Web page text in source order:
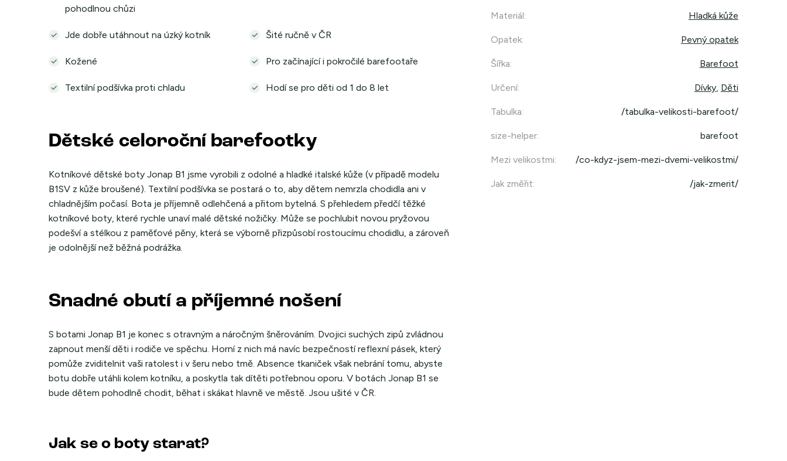
pohodlnou chůzi
Jde dobře utáhnout na úzký kotník Šité ručně v ČR
Kožené Pro začínající i pokročilé barefootaře
Textilní podšívka proti chladu Hodí se pro děti od 1 do 8 let
Dětské celoroční barefootky
Kotníkové dětské boty Jonap B1 jsme vyrobili z odolné a hladké italské kůže (v případě modelu
B1SV z kůže broušené). Textilní podšívka se postará o to, aby dětem nemrzla chodidla ani v
chladnějším počasí. Bota je příjemně odlehčená a přitom bytelná. S přehledem předčí těžké
kotníkové boty, které rychle unaví malé dětské nožičky. Může se pochlubit novou pryžovou
podešví a stélkou z paměťové pěny, která se výborně přizpůsobí rostoucímu chodidlu, a zároveň
je odolnější než běžná podrážka.
Snadné obutí a příjemné nošení
S botami Jonap B1 je konec s otravným a náročným šněrováním. Dvojici suchých zipů zvládnou
zapnout menší děti i rodiče ve spěchu. Horní z nich má navíc bezpečností reflexní pásek, který
pomůže zviditelnit vaši ratolest i v šeru nebo tmě. Absence tkaniček však nebrání tomu, abyste
botu dobře utáhli kolem kotníku, a poskytla tak dítěti potřebnou oporu. V botách Jonap B1 se
bude dětem pohodlně chodit, běhat i skákat hlavně ve městě. Jsou ušité v ČR.
Jak se o boty starat?
Materiál: Hladká kůže
Opatek: Pevný opatek
Šířka: Barefoot
Určení: Dívky, Děti
Tabulka: /tabulka-velikosti-barefoot/
size-helper: barefoot
Mezi velikostmi: /co-kdyz-jsem-mezi-dvemi-velikostmi/
Jak změřit: /jak-zmerit/